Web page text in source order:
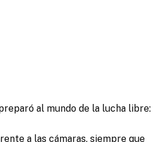
al mundo de la lucha libre:
a las cámaras, siempre que